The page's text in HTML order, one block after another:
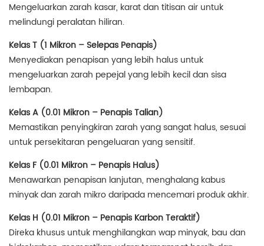
Mengeluarkan zarah kasar, karat dan titisan air untuk
melindungi peralatan hiliran.
Kelas T (1 Mikron – Selepas Penapis)
Menyediakan penapisan yang lebih halus untuk
mengeluarkan zarah pepejal yang lebih kecil dan sisa
lembapan.
Kelas A (0.01 Mikron – Penapis Talian)
Memastikan penyingkiran zarah yang sangat halus, sesuai
untuk persekitaran pengeluaran yang sensitif.
Kelas F (0.01 Mikron – Penapis Halus)
Menawarkan penapisan lanjutan, menghalang kabus
minyak dan zarah mikro daripada mencemari produk akhir.
Kelas H (0.01 Mikron – Penapis Karbon Teraktif)
Direka khusus untuk menghilangkan wap minyak, bau dan